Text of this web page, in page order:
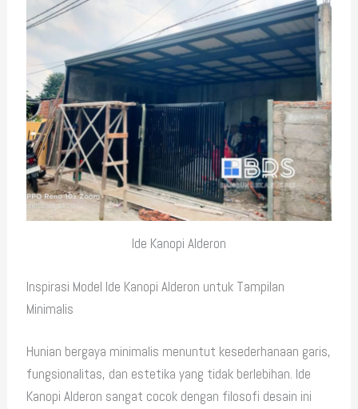
Ide Kanopi Alderon
Inspirasi Model Ide Kanopi Alderon untuk Tampilan
Minimalis
Hunian bergaya minimalis menuntut kesederhanaan garis,
fungsionalitas, dan estetika yang tidak berlebihan. Ide
Kanopi Alderon sangat cocok dengan filosofi desain ini